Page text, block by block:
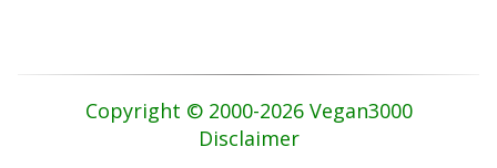
Copyright © 2000-2026 Vegan3000
Disclaimer